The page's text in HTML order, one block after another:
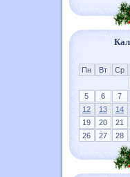
Пн
Вт Ср
5
6 7
12
13 14
19
20 21
26
27 28